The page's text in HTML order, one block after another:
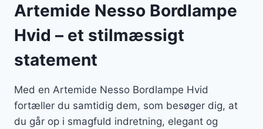
Artemide Nesso Bordlampe
Hvid – et stilmæssigt
statement
Med en Artemide Nesso Bordlampe Hvid
fortæller du samtidig dem, som besøger dig, at
du går op i smagfuld indretning, elegant og